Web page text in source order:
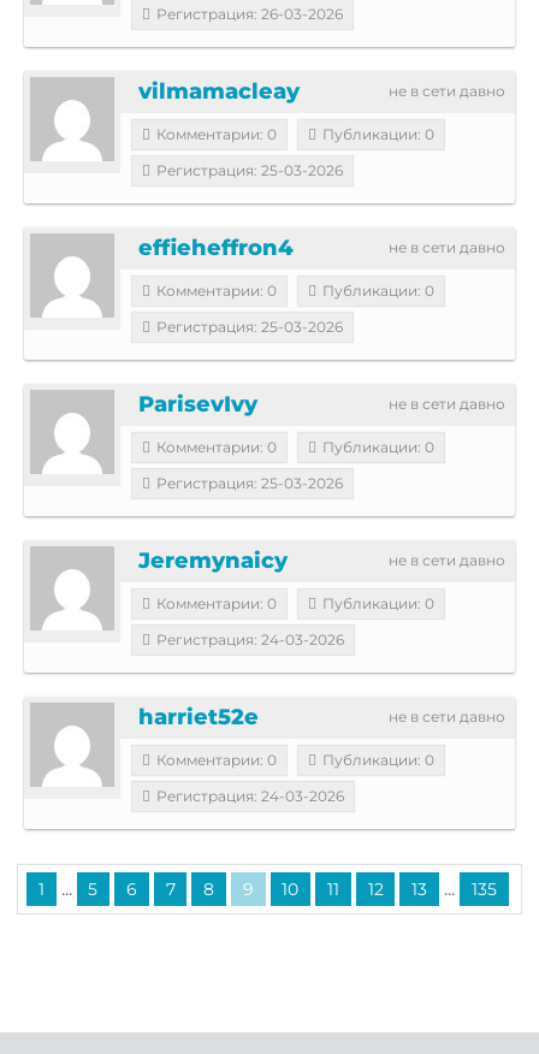
Регистрация: 26-03-2026
не в сети давно
vilmamacleay
Комментарии: 0
Публикации: 0
Регистрация: 25-03-2026
не в сети давно
effieheffron4
Комментарии: 0
Публикации: 0
Регистрация: 25-03-2026
не в сети давно
ParisevIvy
Комментарии: 0
Публикации: 0
Регистрация: 25-03-2026
не в сети давно
Jeremynaicy
Комментарии: 0
Публикации: 0
Регистрация: 24-03-2026
не в сети давно
harriet52e
Комментарии: 0
Публикации: 0
Регистрация: 24-03-2026
1 ... 5 6 7 8 9 10 11 12 13 ... 135